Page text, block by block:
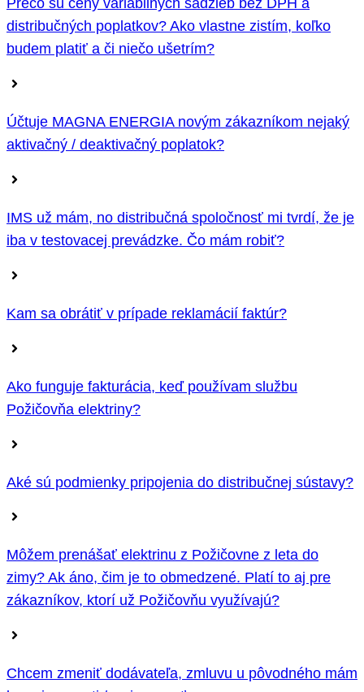
Prečo sú ceny variabilných sadzieb bez DPH a
distribučných poplatkov? Ako vlastne zistím, koľko
budem platiť a či niečo ušetrím?
Účtuje MAGNA ENERGIA novým zákazníkom nejaký
aktivačný / deaktivačný poplatok?
IMS už mám, no distribučná spoločnosť mi tvrdí, že je
iba v testovacej prevádzke. Čo mám robiť?
Kam sa obrátiť v prípade reklamácií faktúr?
Ako funguje fakturácia, keď používam službu
Požičovňa elektriny?
Aké sú podmienky pripojenia do distribučnej sústavy?
Môžem prenášať elektrinu z Požičovne z leta do
zimy? Ak áno, čim je to obmedzené. Platí to aj pre
zákazníkov, ktorí už Požičovňu využívajú?
Chcem zmeniť dodávateľa, zmluvu u pôvodného mám